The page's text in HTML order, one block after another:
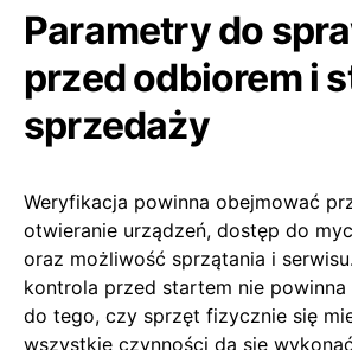
Parametry do
przed odbiorem i
sprzedaży
Weryfikacja powinna obejmować
otwieranie urządzeń, dostęp do
oraz możliwość sprzątania i
kontrola przed startem nie
do tego, czy sprzęt fizycznie się
wszystkie czynności da się